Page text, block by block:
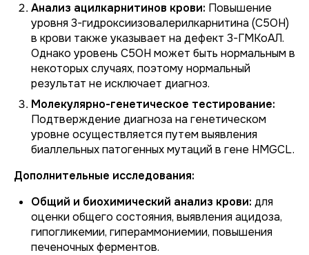
Анализ ацилкарнитинов крови: Повышение
уровня 3-гидроксиизовалерилкарнитина (C5OH)
в крови также указывает на дефект 3-ГМКоАЛ.
Однако уровень C5OH может быть нормальным в
некоторых случаях, поэтому нормальный
результат не исключает диагноз.
Молекулярно-генетическое тестирование:
Подтверждение диагноза на генетическом
уровне осуществляется путем выявления
биаллельных патогенных мутаций в гене HMGCL.
Дополнительные исследования:
Общий и биохимический анализ крови: для
оценки общего состояния, выявления ацидоза,
гипогликемии, гипераммониемии, повышения
печеночных ферментов.